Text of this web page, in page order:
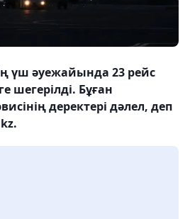
үш әуежайында 23 рейс
шегерілді. Бұған
деректері дәлел, деп